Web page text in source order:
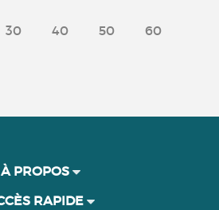
30 40 50 60
À PROPOS
RAPIDE